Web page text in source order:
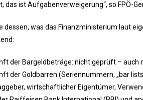
das ist Aufgabenverweigerung“, so FPÖ-
dessen, was das Finanzministerium laut
der Bargeldbeträge: nicht geprüft – auch
der Goldbarren (Seriennummern, „bar
wirtschaftlicher Eigentümer,